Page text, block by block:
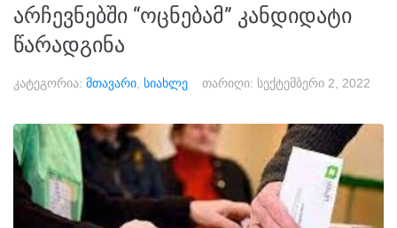
არჩევნებში “ოცნებამ” კანდიდატი
წარადგინა
კატეგორია: მთავარი სიახლე თარიღი: სექტემბერი 2, 2022